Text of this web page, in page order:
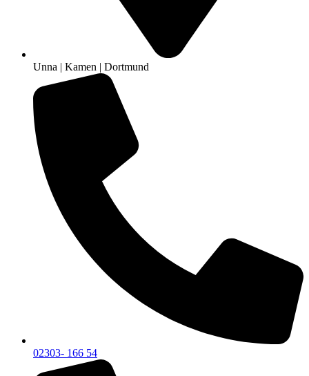
Unna | Kamen | Dortmund
02303- 166 54